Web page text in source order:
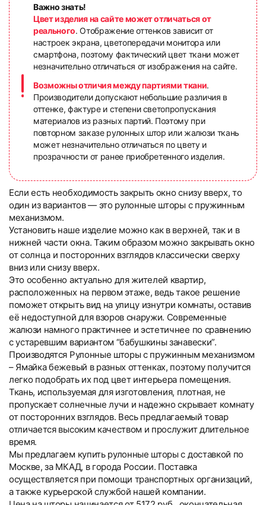
Важно знать!
Цвет изделия на сайте может отличаться от
реального. Отображение оттенков зависит от
настроек экрана, цветопередачи монитора или
смартфона, поэтому фактический цвет ткани может
незначительно отличаться от изображения на сайте.
Возможны отличия между партиями ткани.
Производители допускают небольшие различия в
оттенке, фактуре и степени светопропускания
материалов из разных партий. Поэтому при
повторном заказе рулонных штор или жалюзи ткань
может незначительно отличаться по цвету и
прозрачности от ранее приобретенного изделия.
Если есть необходимость закрыть окно снизу вверх, то
один из вариантов — это рулонные шторы с пружинным
механизмом.
Установить наше изделие можно как в верхней, так и в
нижней части окна. Таким образом можно закрывать окно
от солнца и посторонних взглядов классически сверху
вниз или снизу вверх.
Это особенно актуально для жителей квартир,
расположенных на первом этаже, ведь такое решение
поможет открыть вид на улицу изнутри комнаты, оставив
её недоступной для взоров снаружи. Современные
жалюзи намного практичнее и эстетичнее по сравнению
с устаревшим вариантом “бабушкины занавески”.
Производятся Рулонные шторы с пружинным механизмом
– Ямайка бежевый в разных оттенках, поэтому получится
легко подобрать их под цвет интерьера помещения.
Ткань, используемая для изготовления, плотная, не
пропускает солнечные лучи и надежно скрывает комнату
от посторонних взглядов. Весь предлагаемый товар
отличается высоким качеством и прослужит длительное
время.
Мы предлагаем купить рулонные шторы с доставкой по
Москве, за МКАД, в города России. Поставка
осуществляется при помощи транспортных организаций,
а также курьерской службой нашей компании.